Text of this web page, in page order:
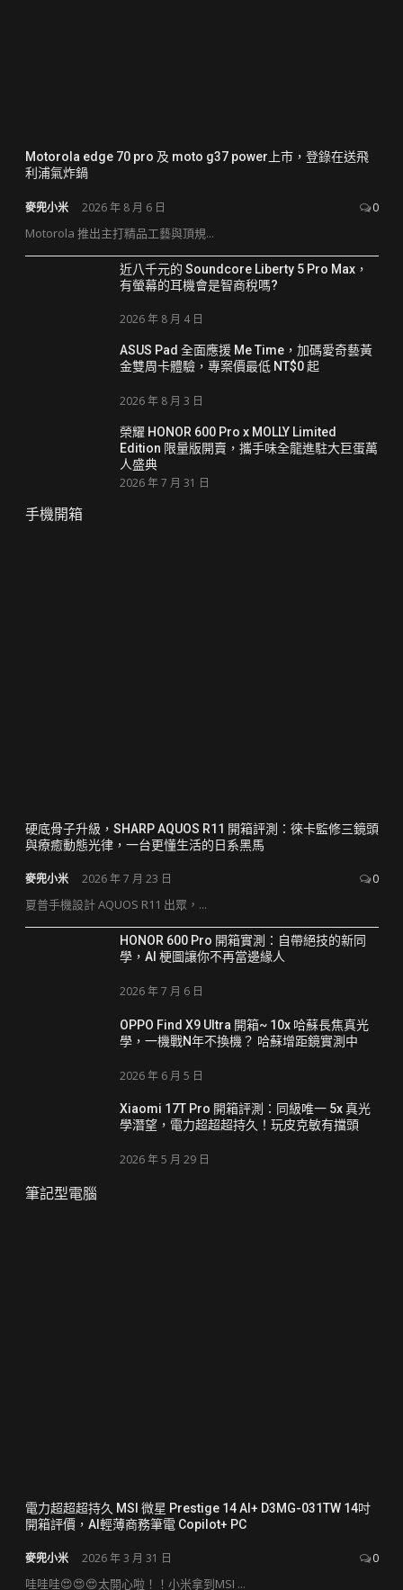
Motorola edge 70 pro 及 moto g37 power上市，登錄在送飛
利浦氣炸鍋
麥兜小米 2026 年 8 月 6 日 0
Motorola 推出主打精品工藝與頂規...
近八千元的 Soundcore Liberty 5 Pro Max，
有螢幕的耳機會是智商稅嗎?
2026 年 8 月 4 日
ASUS Pad 全面應援 Me Time，加碼愛奇藝黃
金雙周卡體驗，專案價最低 NT$0 起
2026 年 8 月 3 日
榮耀 HONOR 600 Pro x MOLLY Limited
Edition 限量版開賣，攜手味全龍進駐大巨蛋萬
人盛典
2026 年 7 月 31 日
手機開箱
硬底骨子升級，SHARP AQUOS R11 開箱評測：徠卡監修三鏡頭
與療癒動態光律，一台更懂生活的日系黑馬
麥兜小米 2026 年 7 月 23 日 0
夏普手機設計 AQUOS R11 出眾，...
HONOR 600 Pro 開箱實測：自帶絕技的新同
學，AI 梗圖讓你不再當邊緣人
2026 年 7 月 6 日
OPPO Find X9 Ultra 開箱~ 10x 哈蘇長焦真光
學，一機戰N年不換機？ 哈蘇增距鏡實測中
2026 年 6 月 5 日
Xiaomi 17T Pro 開箱評測：同級唯一 5x 真光
學潛望，電力超超超持久！玩皮克敏有擋頭
2026 年 5 月 29 日
筆記型電腦
電力超超超持久 MSI 微星 Prestige 14 AI+ D3MG-031TW 14吋
開箱評價，AI輕薄商務筆電 Copilot+ PC
麥兜小米 2026 年 3 月 31 日 0
哇哇哇😍😍😍太開心啦！！小米拿到MSI ...